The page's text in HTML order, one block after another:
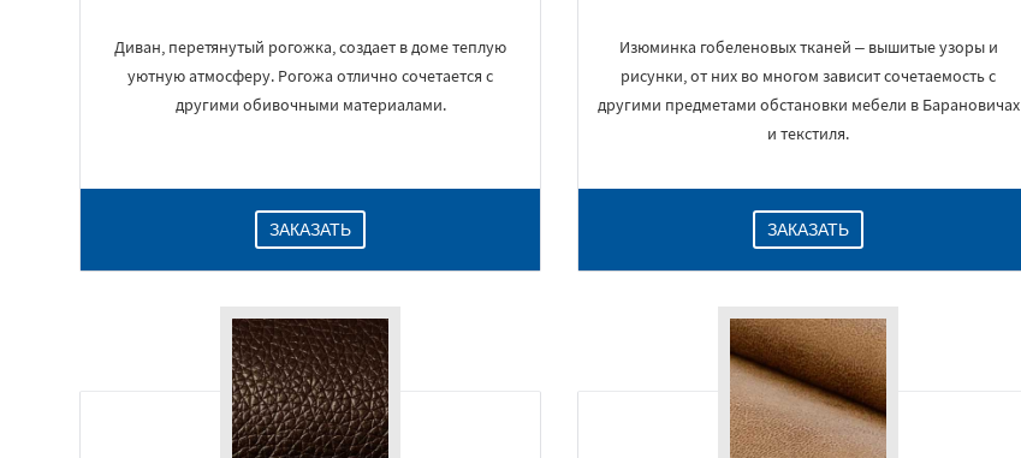
Диван, перетянутый рогожка, создает в доме теплую
уютную атмосферу. Рогожа отлично сочетается с
другими обивочными материалами.
ЗАКАЗАТЬ
Изюминка гобеленовых тканей – вышитые узоры и
рисунки, от них во многом зависит сочетаемость с
другими предметами обстановки мебели в Барановичах
и текстиля.
ЗАКАЗАТЬ